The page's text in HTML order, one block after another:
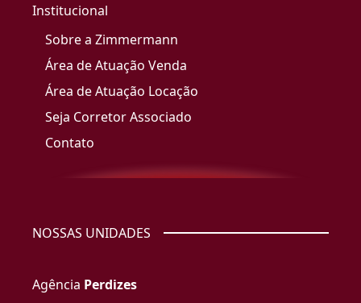
Institucional
Sobre a Zimmermann
Área de Atuação Venda
Área de Atuação Locação
Seja Corretor Associado
Contato
NOSSAS UNIDADES
Agência Perdizes